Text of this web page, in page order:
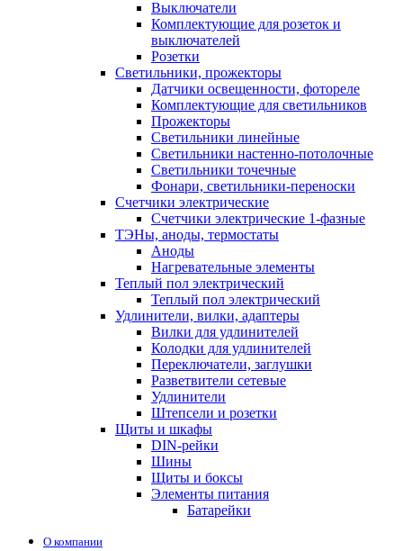
Выключатели
Комплектующие для розеток и
выключателей
Розетки
Светильники, прожекторы
Датчики освещенности, фотореле
Комплектующие для светильников
Прожекторы
Светильники линейные
Светильники настенно-потолочные
Светильники точечные
Фонари, светильники-переноски
Счетчики электрические
Счетчики электрические 1-фазные
ТЭНы, аноды, термостаты
Аноды
Нагревательные элементы
Теплый пол электрический
Теплый пол электрический
Удлинители, вилки, адаптеры
Вилки для удлинителей
Колодки для удлинителей
Переключатели, заглушки
Разветвители сетевые
Удлинители
Штепсели и розетки
Щиты и шкафы
DIN-рейки
Шины
Щиты и боксы
Элементы питания
Батарейки
О компании